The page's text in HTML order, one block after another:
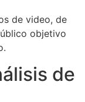
de video, de
objetivo
de